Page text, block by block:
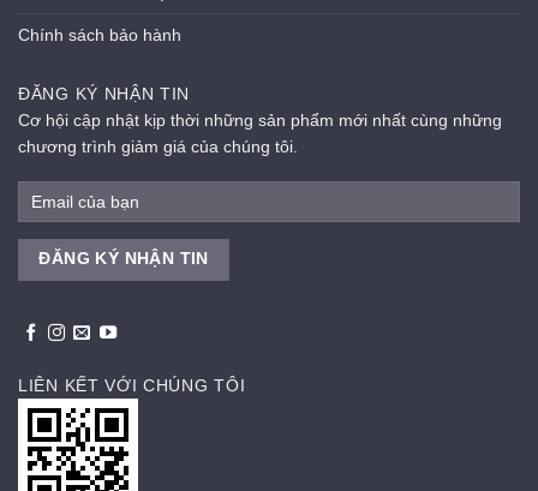
Chính sách bảo hành
ĐĂNG KÝ NHẬN TIN
Cơ hội cập nhật kịp thời những sản phẩm mới nhất cùng những
chương trình giảm giá của chúng tôi.
LIÊN KẾT VỚI CHÚNG TÔI